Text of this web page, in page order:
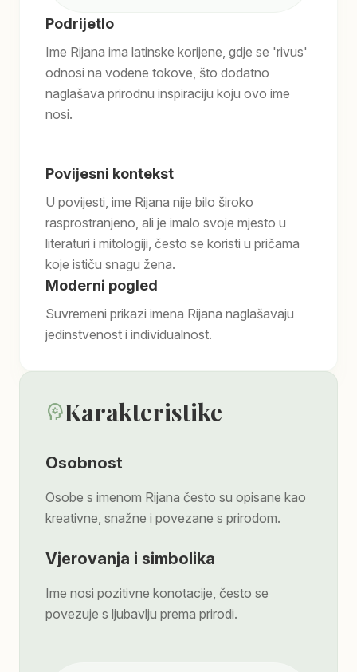
Podrijetlo
Ime Rijana ima latinske korijene, gdje se 'rivus'
odnosi na vodene tokove, što dodatno
naglašava prirodnu inspiraciju koju ovo ime
nosi.
Povijesni kontekst
U povijesti, ime Rijana nije bilo široko
rasprostranjeno, ali je imalo svoje mjesto u
literaturi i mitologiji, često se koristi u pričama
koje ističu snagu žena.
Moderni pogled
Suvremeni prikazi imena Rijana naglašavaju
jedinstvenost i individualnost.
psychologyKarakteristike
Osobnost
Osobe s imenom Rijana često su opisane kao
kreativne, snažne i povezane s prirodom.
Vjerovanja i simbolika
Ime nosi pozitivne konotacije, često se
povezuje s ljubavlju prema prirodi.